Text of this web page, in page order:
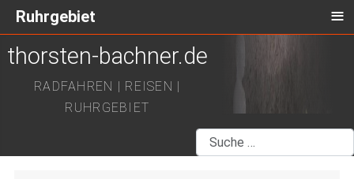
thorsten-bachner.de
RADFAHREN | REISEN |
RUHRGEBIET
Suchen
Ruhrgebiet ≡